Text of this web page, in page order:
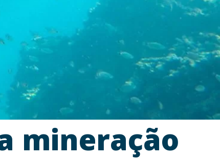
mineração